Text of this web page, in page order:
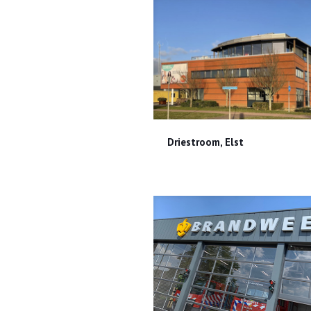
Driestroom, Elst
Driestroom, Elst